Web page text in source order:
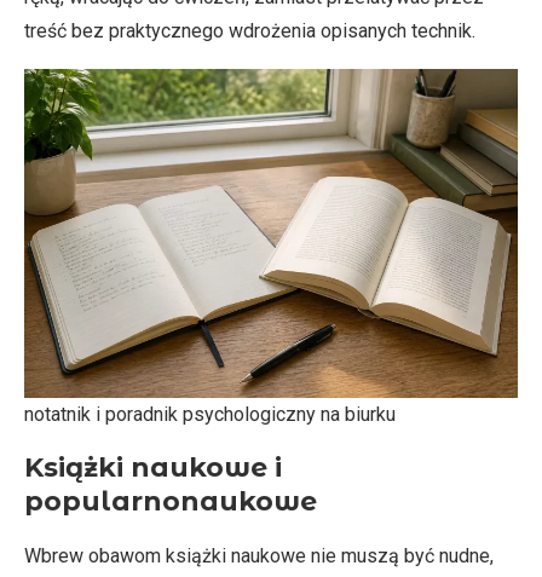
treść bez praktycznego wdrożenia opisanych technik.
notatnik i poradnik psychologiczny na biurku
Książki naukowe i
popularnonaukowe
Wbrew obawom książki naukowe nie muszą być nudne,